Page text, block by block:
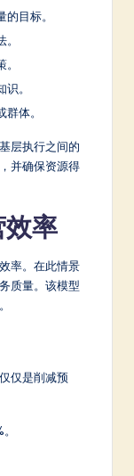
目标。
。
体。
层执行之间的
并确保资源得
率
率。在此情景
质量。该模型
仅是削减预